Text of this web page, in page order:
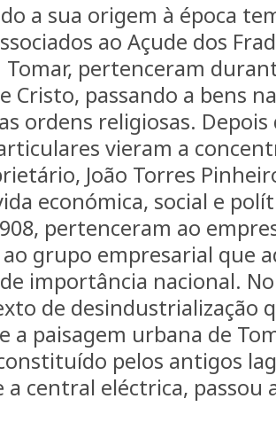
a sua origem à época
ao Açude dos
Tomar, pertenceram
Cristo, passando a bens
ordens religiosas.
vieram a
João Torres
económica, social e
pertenceram ao
grupo empresarial que
importância nacional.
de desindustrialização
a paisagem urbana de
pelos antigos
a central eléctrica, passou